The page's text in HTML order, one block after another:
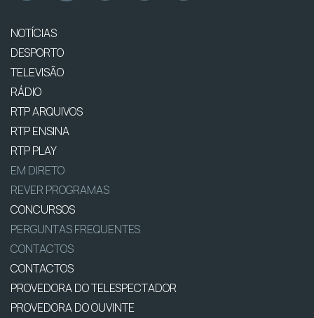
NOTÍCIAS
DESPORTO
TELEVISÃO
RÁDIO
RTP ARQUIVOS
RTP ENSINA
RTP PLAY
EM DIRETO
REVER PROGRAMAS
CONCURSOS
PERGUNTAS FREQUENTES
CONTACTOS
CONTACTOS
PROVEDORA DO TELESPECTADOR
PROVEDORA DO OUVINTE